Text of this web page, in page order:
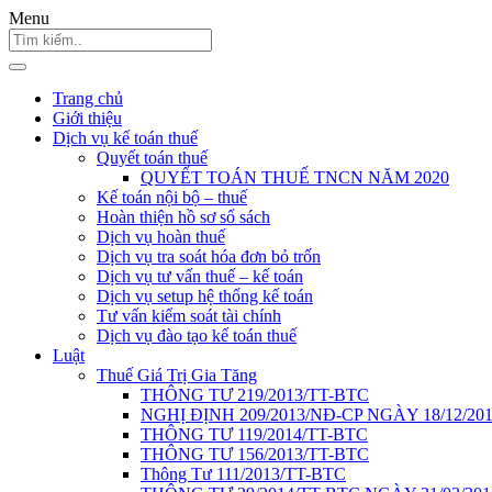
Menu
Trang chủ
Giới thiệu
Dịch vụ kế toán thuế
Quyết toán thuế
QUYẾT TOÁN THUẾ TNCN NĂM 2020
Kế toán nội bộ – thuế
Hoàn thiện hồ sơ sổ sách
Dịch vụ hoàn thuế
Dịch vụ tra soát hóa đơn bỏ trốn
Dịch vụ tư vấn thuế – kế toán
Dịch vụ setup hệ thống kế toán
Tư vấn kiểm soát tài chính
Dịch vụ đào tạo kế toán thuế
Luật
Thuế Giá Trị Gia Tăng
THÔNG TƯ 219/2013/TT-BTC
NGHỊ ĐỊNH 209/2013/NĐ-CP NGÀY 18/12/
THÔNG TƯ 119/2014/TT-BTC
THÔNG TƯ 156/2013/TT-BTC
Thông Tư 111/2013/TT-BTC